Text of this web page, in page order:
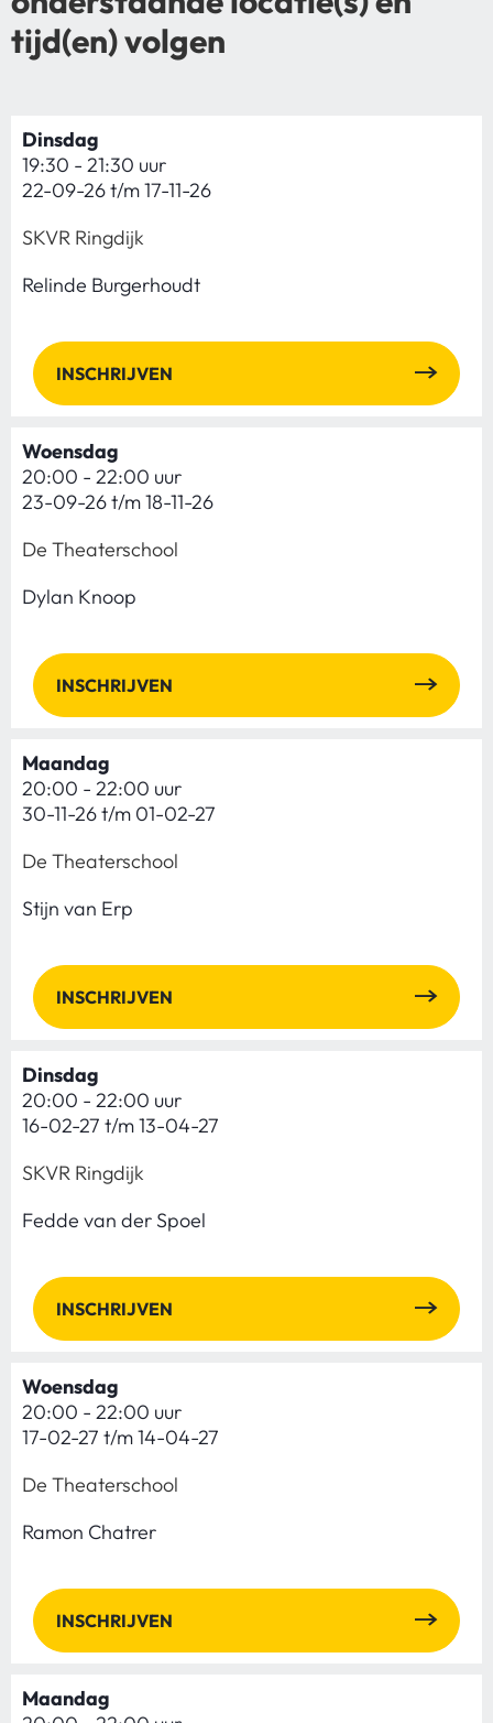
tijd(en) volgen
Dinsdag
19:30 - 21:30 uur
22-09-26 t/m 17-11-26
SKVR Ringdijk
Relinde Burgerhoudt
INSCHRIJVEN
Woensdag
20:00 - 22:00 uur
23-09-26 t/m 18-11-26
De Theaterschool
Dylan Knoop
INSCHRIJVEN
Maandag
20:00 - 22:00 uur
30-11-26 t/m 01-02-27
De Theaterschool
Stijn van Erp
INSCHRIJVEN
Dinsdag
20:00 - 22:00 uur
16-02-27 t/m 13-04-27
SKVR Ringdijk
Fedde van der Spoel
INSCHRIJVEN
Woensdag
20:00 - 22:00 uur
17-02-27 t/m 14-04-27
De Theaterschool
Ramon Chatrer
INSCHRIJVEN
Maandag